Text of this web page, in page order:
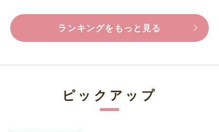
ランキングをもっと見る
ピックアップ